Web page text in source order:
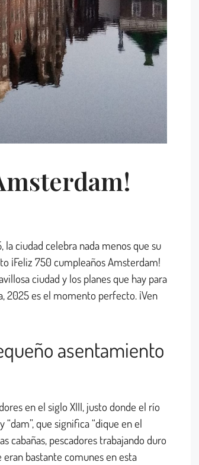
ciudad celebra nada menos que su
¡Feliz 750 cumpleaños Amsterdam!
ciudad y los planes que hay para
2025 es el momento perfecto. ¡Ven
asentamiento
en el siglo XIII, justo donde el río
que significa “dique en el
cabañas, pescadores trabajando duro
bastante comunes en esta